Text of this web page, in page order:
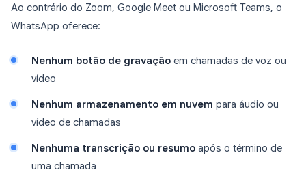
Ao contrário do Zoom, Google Meet ou Microsoft Teams, o
WhatsApp oferece:
Nenhum botão de gravação em chamadas de voz ou
vídeo
Nenhum armazenamento em nuvem para áudio ou
vídeo de chamadas
Nenhuma transcrição ou resumo após o término de
uma chamada